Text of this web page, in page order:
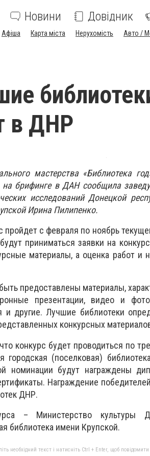
Новини Довідник
Афіша Карта міста Нерухомість Авто /
в ДНР
мастерства «Библиотека
брифинге в ДАН сообщила
исследований Донецкой
Ирина Пилипенко.
пройдет с февраля по ноябрь
приниматься заявки на
материалы, а оценка работ и
предоставлены материалы,
презентации, видео и
и другие. Лучшие библиотеки
конкурсных
конкурс будет проводиться по
городская (поселковая)
номинации будут награждены
Награждение
ДНР.
– Министерство культуры
библиотека имени Крупской.
необхідний текст і натисніть Ctrl + Enter, щоб